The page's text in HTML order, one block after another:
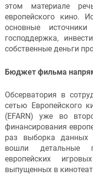
этом материале
европейского кино.
основные
господдержка,
собственные деньги
Бюджет фильма
Обсерватория в
сетью Европейского
(EFARN) уже во
финансирования
раз выборка данных
вошли детальные
европейских
выпущенных в